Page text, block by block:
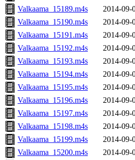
Valkaama_15189.m4s
2014-09-
Valkaama_15190.m4s
2014-09-
Valkaama_15191.m4s
2014-09-
Valkaama_15192.m4s
2014-09-
Valkaama_15193.m4s
2014-09-
Valkaama_15194.m4s
2014-09-
Valkaama_15195.m4s
2014-09-
Valkaama_15196.m4s
2014-09-
Valkaama_15197.m4s
2014-09-
Valkaama_15198.m4s
2014-09-
Valkaama_15199.m4s
2014-09-
Valkaama_15200.m4s
2014-09-